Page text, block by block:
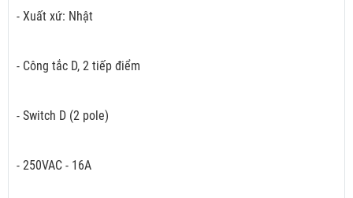
- Xuất xứ: Nhật
- Công tắc D, 2 tiếp điểm
- Switch D (2 pole)
- 250VAC - 16A